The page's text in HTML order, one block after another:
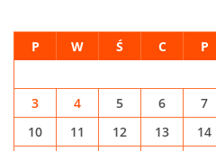
P W Ś C P
3
4 5 6 7
10
11 12 13 14